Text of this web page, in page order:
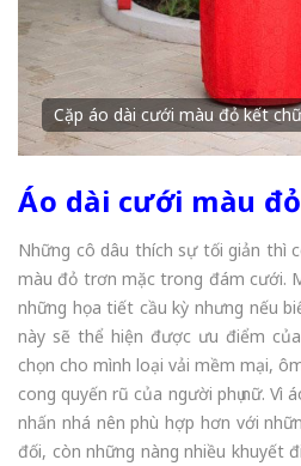
Áo dài gấm cặp thêu con công
Áo dài cưới màu
Những cô dâu thích sự tối giản thì
màu đỏ trơn mặc trong đám cưới.
những họa tiết cầu kỳ nhưng nếu
này sẽ thể hiện được ưu điểm
chọn cho mình loại vải mềm mại,
cong quyến rũ của người phụ nữ.
nhấn nhá nên phù hợp hơn với
đối, còn những nàng nhiều khuyết